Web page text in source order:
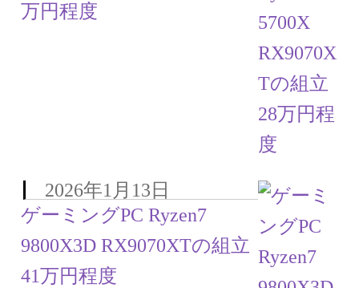
万円程度
ゲーミングPC Ryzen7
9800X3D RX9070XTの組立
41万円程度
2026年1月13日